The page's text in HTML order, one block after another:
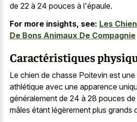
de 22 à 24 pouces à l'épaule.
For more insights, see: Les
De Bons Animaux De Compagnie
Caractéristiques
Le chien de chasse Poitevin est
athlétique avec une apparence
généralement de 24 à 28 pouces
mâles étant légèrement plus grands